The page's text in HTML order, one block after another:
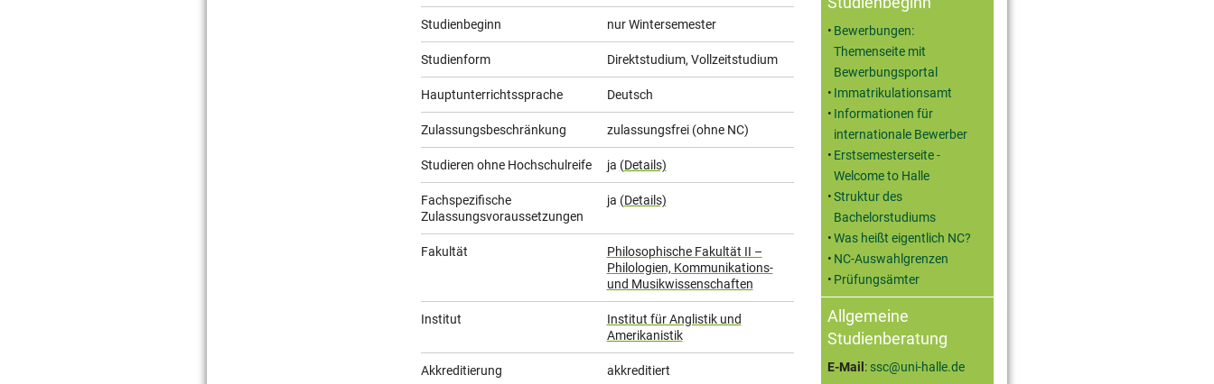
Studienbeginn nur Wintersemester
Studienform Direktstudium, Vollzeitstudium
Hauptunterrichtssprache Deutsch
Zulassungsbeschränkung zulassungsfrei (ohne NC)
Studieren ohne Hochschulreife ja (Details)
Fachspezifische
Zulassungsvoraussetzungen
ja (Details)
Fakultät
Philosophische Fakultät II –
Philologien, Kommunikations-
und Musikwissenschaften
Institut
Institut für Anglistik und
Amerikanistik
Akkreditierung akkreditiert
Bewerbungen:
Themenseite mit
Bewerbungsportal
Immatrikulationsamt
Informationen für
internationale Bewerber
Erstsemesterseite -
Welcome to Halle
Struktur des
Bachelorstudiums
Was heißt eigentlich NC?
NC-Auswahlgrenzen
Prüfungsämter
Allgemeine
Studienberatung
E-Mail : ssc@uni-halle.de